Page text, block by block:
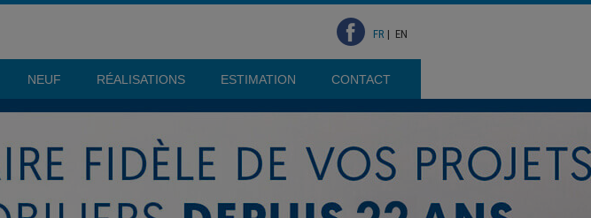
FR | EN
NEUF RÉALISATIONS ESTIMATION CONTACT